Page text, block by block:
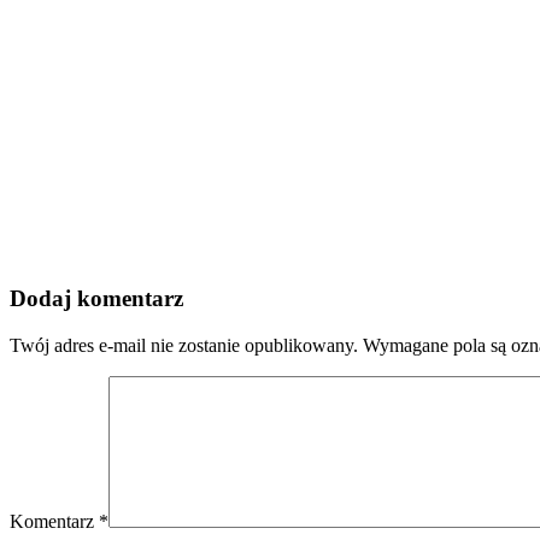
Dodaj komentarz
Twój adres e-mail nie zostanie opublikowany. Wymagane pola są
Komentarz *